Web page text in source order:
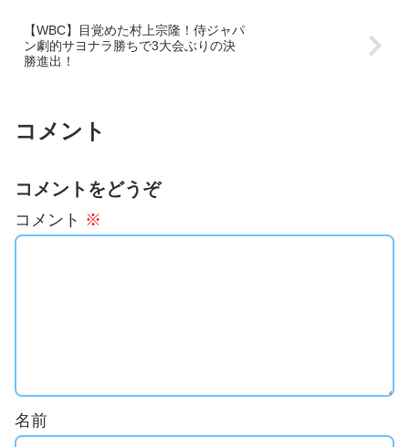
【WBC】目覚めた村上宗隆！侍ジャパ
ン劇的サヨナラ勝ちで3大会ぶりの決
勝進出！
コメント
コメントをどうぞ
コメント ※
名前